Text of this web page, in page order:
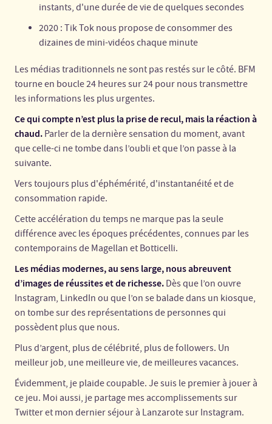
instants, d'une durée de vie de quelques secondes
2020 : Tik Tok nous propose de consommer des
dizaines de mini-vidéos chaque minute
Les médias traditionnels ne sont pas restés sur le côté. BFM
tourne en boucle 24 heures sur 24 pour nous transmettre
les informations les plus urgentes.
Ce qui compte n’est plus la prise de recul, mais la réaction à
chaud. Parler de la dernière sensation du moment, avant
que celle-ci ne tombe dans l’oubli et que l’on passe à la
suivante.
Vers toujours plus d'éphémérité, d'instantanéité et de
consommation rapide.
Cette accélération du temps ne marque pas la seule
différence avec les époques précédentes, connues par les
contemporains de Magellan et Botticelli.
Les médias modernes, au sens large, nous abreuvent
d’images de réussites et de richesse. Dès que l’on ouvre
Instagram, LinkedIn ou que l’on se balade dans un kiosque,
on tombe sur des représentations de personnes qui
possèdent plus que nous.
Plus d’argent, plus de célébrité, plus de followers. Un
meilleur job, une meilleure vie, de meilleures vacances.
Évidemment, je plaide coupable. Je suis le premier à jouer à
ce jeu. Moi aussi, je partage mes accomplissements sur
Twitter et mon dernier séjour à Lanzarote sur Instagram.